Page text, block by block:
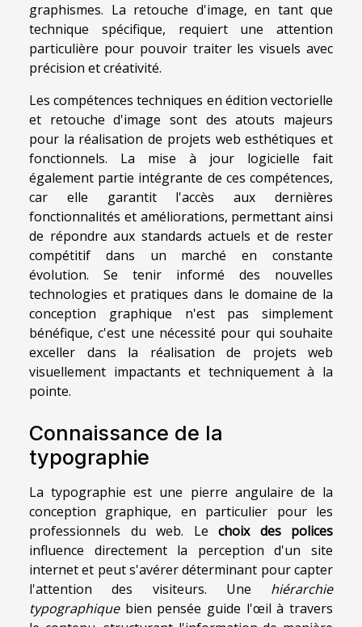
graphismes. La retouche d'image, en tant que
technique spécifique, requiert une attention
particulière pour pouvoir traiter les visuels avec
précision et créativité.
Les compétences techniques en édition vectorielle
et retouche d'image sont des atouts majeurs
pour la réalisation de projets web esthétiques et
fonctionnels. La mise à jour logicielle fait
également partie intégrante de ces compétences,
car elle garantit l'accès aux dernières
fonctionnalités et améliorations, permettant ainsi
de répondre aux standards actuels et de rester
compétitif dans un marché en constante
évolution. Se tenir informé des nouvelles
technologies et pratiques dans le domaine de la
conception graphique n'est pas simplement
bénéfique, c'est une nécessité pour qui souhaite
exceller dans la réalisation de projets web
visuellement impactants et techniquement à la
pointe.
Connaissance de la
typographie
La typographie est une pierre angulaire de la
conception graphique, en particulier pour les
professionnels du web. Le choix des polices
influence directement la perception d'un site
internet et peut s'avérer déterminant pour capter
l'attention des visiteurs. Une hiérarchie
typographiquebien pensée guide l'œil à travers